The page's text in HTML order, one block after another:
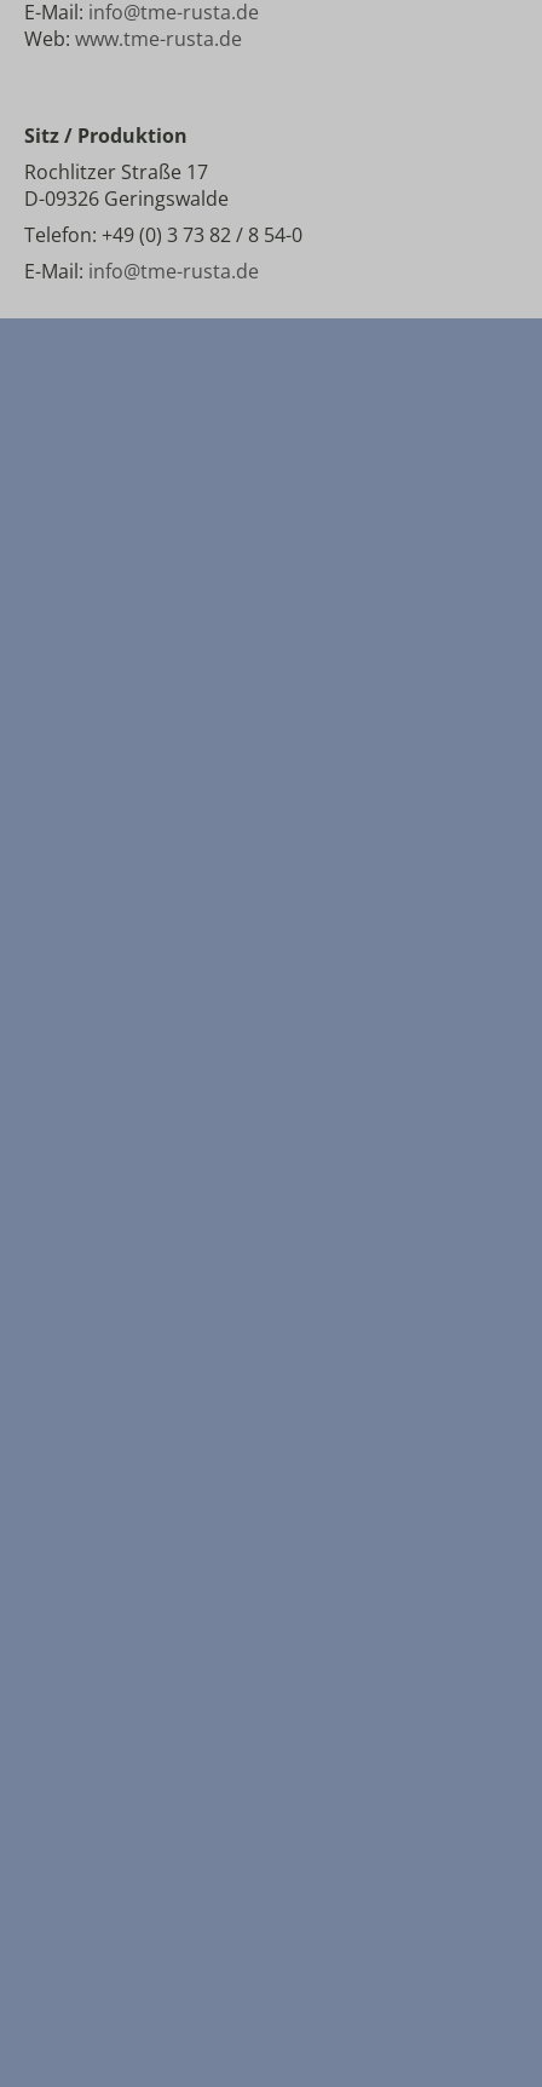
E-Mail: info@tme-rusta.de
Web: www.tme-rusta.de
Sitz / Produktion
Rochlitzer Straße 17
D-09326 Geringswalde
Telefon: +49 (0) 3 73 82 / 8 54-0
E-Mail: info@tme-rusta.de